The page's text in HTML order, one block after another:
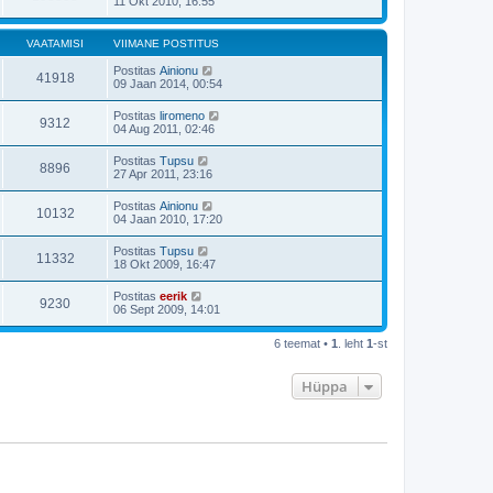
t
u
t
p
o
s
t
i
t
t
VAATAMISI VIIMANE POSTITUS
41918 Postitas Ainionu
09 Jaan 2014, 00:54
9312 Postitas liromeno
04 Aug 2011, 02:46
8896 Postitas Tupsu
27 Apr 2011, 23:16
10132 Postitas Ainionu
04 Jaan 2010, 17:20
11332 Postitas Tupsu
18 Okt 2009, 16:47
9230 Postitas eerik
06 Sept 2009, 14:01
6 teemat • 1 . leht 1-st
Hüppa